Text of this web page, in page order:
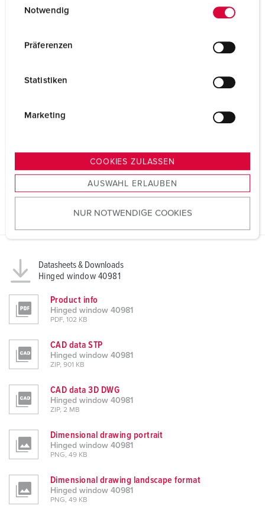
s
u
w
h
l
Notwendig
Präferenzen
Statistiken
Marketing
COOKIES ZULASSEN
AUSWAHL ERLAUBEN
NUR NOTWENDIGE COOKIES
Datasheets & Downloads
Hinged window 40981
Product info
Hinged window 40981
PDF, 102 KB
CAD data STP
Hinged window 40981
ZIP, 901 KB
CAD data 3D DWG
Hinged window 40981
ZIP, 2 MB
Dimensional drawing portrait
Hinged window 40981
PNG, 49 KB
Dimensional drawing landscape format
Hinged window 40981
PNG, 49 KB